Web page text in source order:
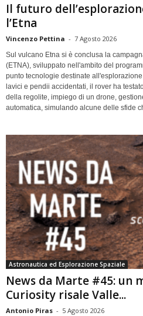
Il futuro
l’Etna
Vincenzo Pettina - 7 Agosto 2026
Sul vulcano Etna si è conclusa la
(ETNA), sviluppato nell'ambito del
punto tecnologie destinate
lavici e pendii accidentati, il rover ha
della regolite, impiego di un drone,
automatica, simulando alcune delle sfide
Astronautica ed Esplorazione Spaziale
News da Marte #45: un
Curiosity risale Valle...
Antonio Piras - 5 Agosto 2026